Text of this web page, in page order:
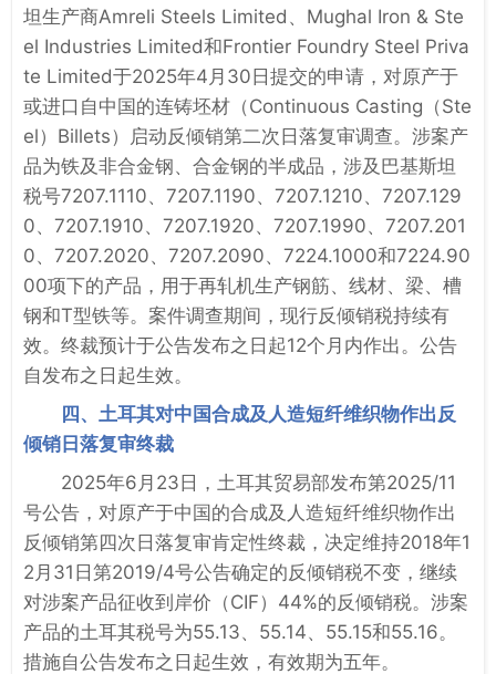
坦生产商Amreli Steels Limited、Mughal Iron & Ste
el Industries Limited和Frontier Foundry Steel Priva
te Limited于2025年4月30日提交的申请，对原产于
或进口自中国的连铸坯材（Continuous Casting（Ste
el）Billets）启动反倾销第二次日落复审调查。涉案产
品为铁及非合金钢、合金钢的半成品，涉及巴基斯坦
税号7207.1110、7207.1190、7207.1210、7207.129
0、7207.1910、7207.1920、7207.1990、7207.201
0、7207.2020、7207.2090、7224.1000和7224.90
00项下的产品，用于再轧机生产钢筋、线材、梁、槽
钢和T型铁等。案件调查期间，现行反倾销税持续有
效。终裁预计于公告发布之日起12个月内作出。公告
自发布之日起生效。
四、土耳其对中国合成及人造短纤维织物作出反
倾销日落复审终裁
2025年6月23日，土耳其贸易部发布第2025/11
号公告，对原产于中国的合成及人造短纤维织物作出
反倾销第四次日落复审肯定性终裁，决定维持2018年1
2月31日第2019/4号公告确定的反倾销税不变，继续
对涉案产品征收到岸价（CIF）44%的反倾销税。涉案
产品的土耳其税号为55.13、55.14、55.15和55.16。
措施自公告发布之日起生效，有效期为五年。